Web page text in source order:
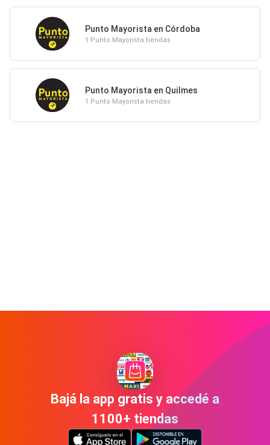
Punto Mayorista en Córdoba
1 Punto Mayorista tiendas
Punto Mayorista en Quilmes
1 Punto Mayorista tiendas
Bajá la app gratis y accedé a
1100+ tiendas